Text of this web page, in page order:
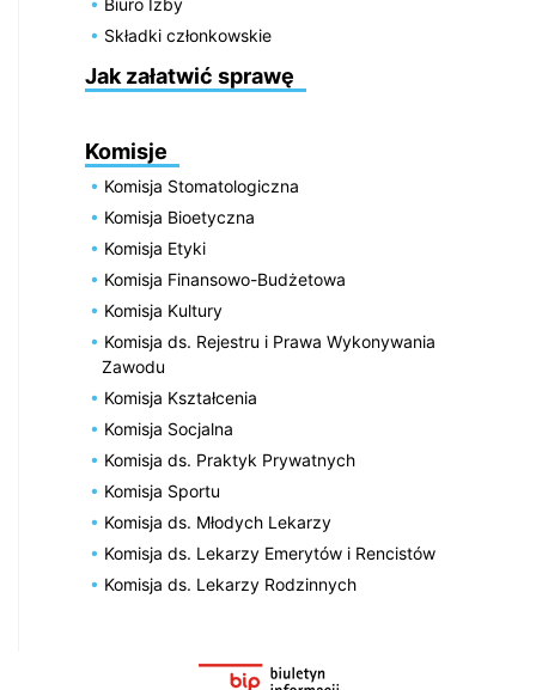
Biuro Izby
Składki członkowskie
Jak załatwić sprawę
Komisje
Komisja Stomatologiczna
Komisja Bioetyczna
Komisja Etyki
Komisja Finansowo-Budżetowa
Komisja Kultury
Komisja ds. Rejestru i Prawa Wykonywania
Zawodu
Komisja Kształcenia
Komisja Socjalna
Komisja ds. Praktyk Prywatnych
Komisja Sportu
Komisja ds. Młodych Lekarzy
Komisja ds. Lekarzy Emerytów i Rencistów
Komisja ds. Lekarzy Rodzinnych